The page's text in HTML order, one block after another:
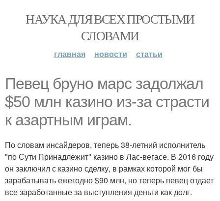
НАУКА ДЛЯ ВСЕХ ПРОСТЫМИ
СЛОВАМИ
главная новости статьи
Певец бруно марс задолжал
$50 млн казино из-за страсти
к азартным играм.
По словам инсайдеров, теперь 38-летний исполнитель
"по Сути Принадлежит" казино в Лас-вегасе. В 2016 году
он заключил с казино сделку, в рамках которой мог бы
зарабатывать ежегодно $90 млн, но теперь певец отдает
все заработанные за выступления деньги как долг.